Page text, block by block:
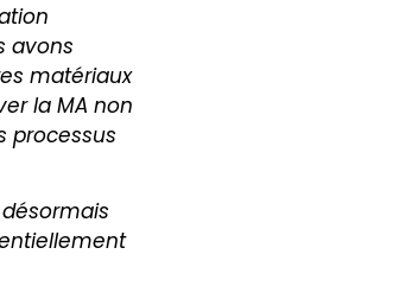
avons
matériaux
la MA non
processus